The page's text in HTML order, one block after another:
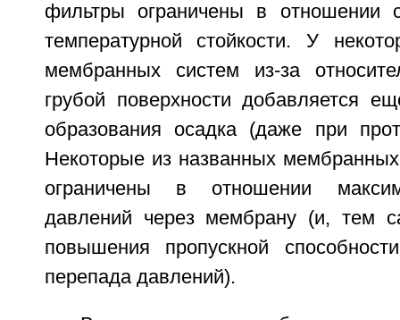
фильтры ограничены в отношении
температурной стойкости. У
мембранных систем из-за
грубой поверхности добавляется
образования осадка (даже при
Некоторые из названных
ограничены в отношении
давлений через мембрану (и, тем
повышения пропускной
перепада давлений).